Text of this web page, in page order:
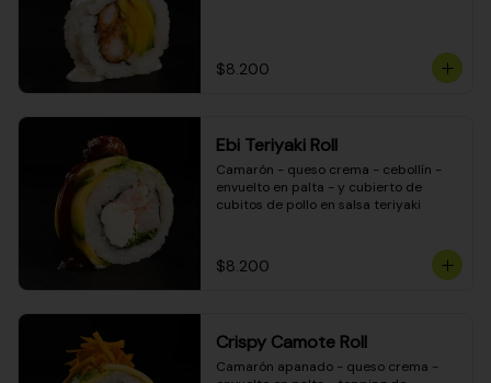
$8.200
Ebi Teriyaki Roll
Camarón - queso crema - cebollín -
envuelto en palta - y cubierto de
cubitos de pollo en salsa teriyaki
$8.200
Crispy Camote Roll
Camarón apanado - queso crema -